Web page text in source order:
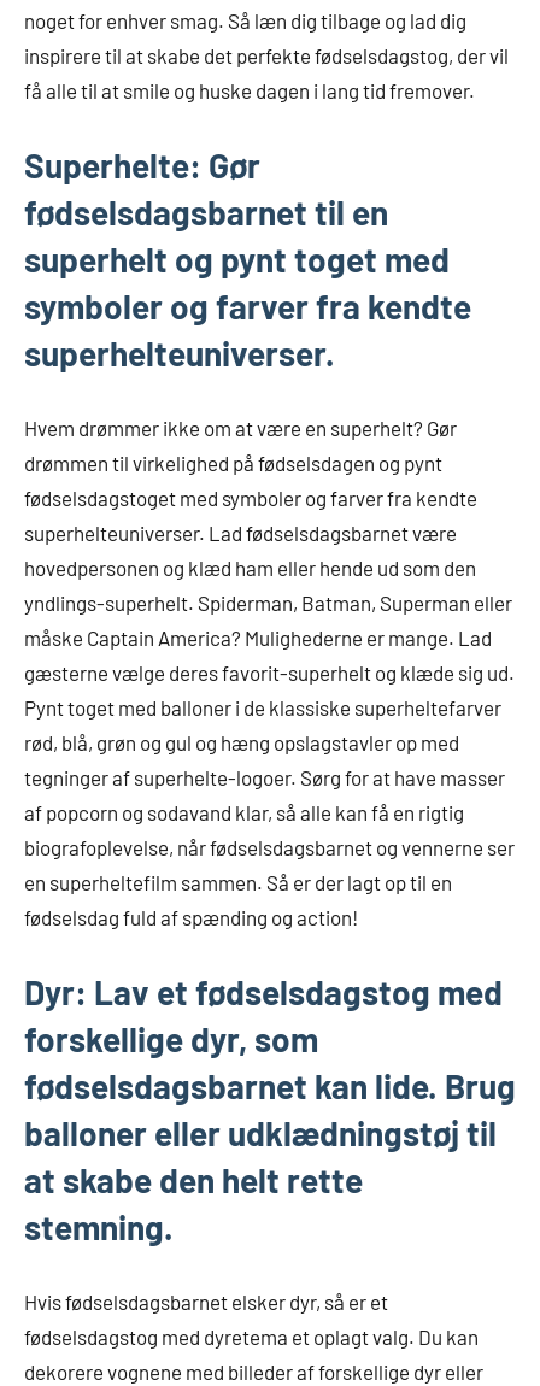
noget for enhver smag. Så læn dig tilbage og lad dig
inspirere til at skabe det perfekte fødselsdagstog, der vil
få alle til at smile og huske dagen i lang tid fremover.
Superhelte: Gør
fødselsdagsbarnet til en
superhelt og pynt toget med
symboler og farver fra kendte
superhelteuniverser.
Hvem drømmer ikke om at være en superhelt? Gør
drømmen til virkelighed på fødselsdagen og pynt
fødselsdagstoget med symboler og farver fra kendte
superhelteuniverser. Lad fødselsdagsbarnet være
hovedpersonen og klæd ham eller hende ud som den
yndlings-superhelt. Spiderman, Batman, Superman eller
måske Captain America? Mulighederne er mange. Lad
gæsterne vælge deres favorit-superhelt og klæde sig ud.
Pynt toget med balloner i de klassiske superheltefarver
rød, blå, grøn og gul og hæng opslagstavler op med
tegninger af superhelte-logoer. Sørg for at have masser
af popcorn og sodavand klar, så alle kan få en rigtig
biografoplevelse, når fødselsdagsbarnet og vennerne ser
en superheltefilm sammen. Så er der lagt op til en
fødselsdag fuld af spænding og action!
Dyr: Lav et fødselsdagstog med
forskellige dyr, som
fødselsdagsbarnet kan lide. Brug
balloner eller udklædningstøj til
at skabe den helt rette
stemning.
Hvis fødselsdagsbarnet elsker dyr, så er et
fødselsdagstog med dyretema et oplagt valg. Du kan
dekorere vognene med billeder af forskellige dyr eller